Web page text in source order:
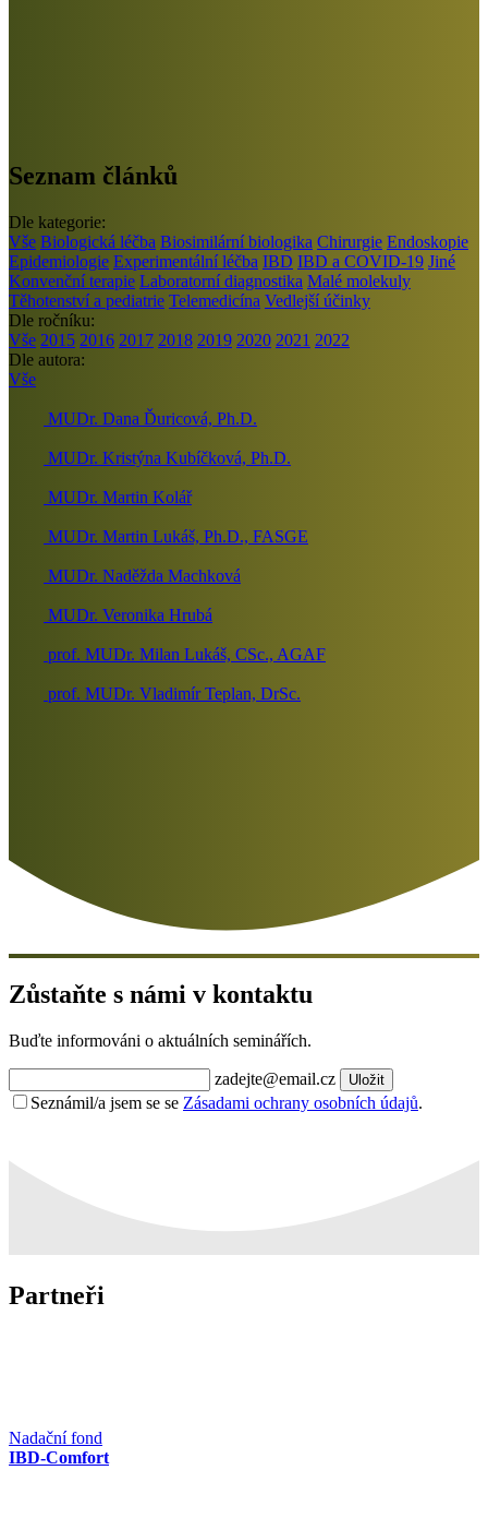
Seznam článků
Dle kategorie:
Vše Biologická léčba Biosimilární biologika Chirurgie Endoskopie
Epidemiologie Experimentální léčba IBD IBD a COVID-19 Jiné
Konvenční terapie Laboratorní diagnostika Malé molekuly
Těhotenství a pediatrie Telemedicína Vedlejší účinky
Dle ročníku:
Vše 2015 2016 2017 2018 2019 2020 2021 2022
Dle autora:
Vše
MUDr. Dana Ďuricová, Ph.D.
MUDr. Kristýna Kubíčková, Ph.D.
MUDr. Martin Kolář
MUDr. Martin Lukáš, Ph.D., FASGE
MUDr. Naděžda Machková
MUDr. Veronika Hrubá
prof. MUDr. Milan Lukáš, CSc., AGAF
prof. MUDr. Vladimír Teplan, DrSc.
Zůstaňte s námi v kontaktu
Buďte informováni o aktuálních seminářích.
zadejte@email.cz Uložit
Seznámil/a jsem se se Zásadami ochrany osobních údajů.
Partneři
Nadační fond
IBD-Comfort